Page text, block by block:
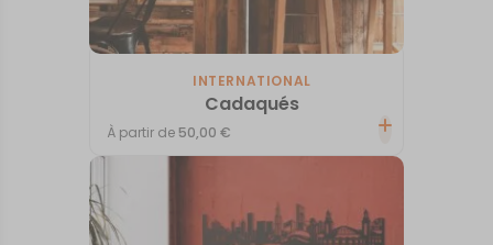
INTERNATIONAL
Cadaqués
À partir de 50,00€